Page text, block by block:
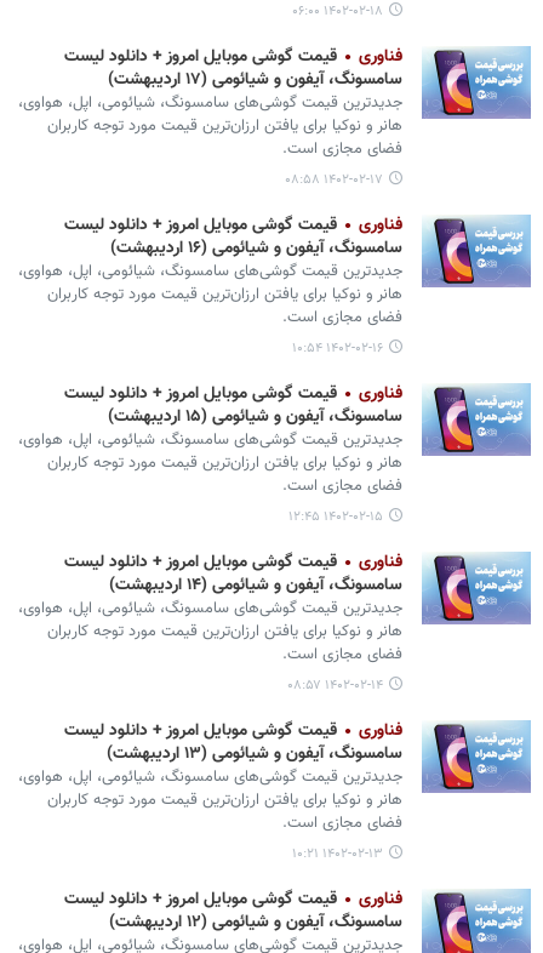
۱۴۰۲-۰۲-۱۸ ۰۶:۰۰
فناوری
قیمت گوشی موبایل امروز + دانلود لیست
سامسونگ، آیفون و شیائومی (۱۷ اردیبهشت)
جدیدترین قیمت گوشی‌های سامسونگ، شیائومی، اپل، هواوی،
هانر و نوکیا برای یافتن ارزان‌ترین قیمت مورد توجه کاربران
فضای مجازی است.
۱۴۰۲-۰۲-۱۷ ۰۸:۵۸
فناوری
قیمت گوشی موبایل امروز + دانلود لیست
سامسونگ، آیفون و شیائومی (۱۶ اردیبهشت)
جدیدترین قیمت گوشی‌های سامسونگ، شیائومی، اپل، هواوی،
هانر و نوکیا برای یافتن ارزان‌ترین قیمت مورد توجه کاربران
فضای مجازی است.
۱۴۰۲-۰۲-۱۶ ۱۰:۵۴
فناوری
قیمت گوشی موبایل امروز + دانلود لیست
سامسونگ، آیفون و شیائومی (۱۵ اردیبهشت)
جدیدترین قیمت گوشی‌های سامسونگ، شیائومی، اپل، هواوی،
هانر و نوکیا برای یافتن ارزان‌ترین قیمت مورد توجه کاربران
فضای مجازی است.
۱۴۰۲-۰۲-۱۵ ۱۲:۴۵
فناوری
قیمت گوشی موبایل امروز + دانلود لیست
سامسونگ، آیفون و شیائومی (۱۴ اردیبهشت)
جدیدترین قیمت گوشی‌های سامسونگ، شیائومی، اپل، هواوی،
هانر و نوکیا برای یافتن ارزان‌ترین قیمت مورد توجه کاربران
فضای مجازی است.
۱۴۰۲-۰۲-۱۴ ۰۸:۵۷
فناوری
قیمت گوشی موبایل امروز + دانلود لیست
سامسونگ، آیفون و شیائومی (۱۳ اردیبهشت)
جدیدترین قیمت گوشی‌های سامسونگ، شیائومی، اپل، هواوی،
هانر و نوکیا برای یافتن ارزان‌ترین قیمت مورد توجه کاربران
فضای مجازی است.
۱۴۰۲-۰۲-۱۳ ۱۰:۲۱
فناوری
قیمت گوشی موبایل امروز + دانلود لیست
سامسونگ، آیفون و شیائومی (۱۲ اردیبهشت)
جدیدترین قیمت گوشی‌های سامسونگ، شیائومی، اپل، هواوی،